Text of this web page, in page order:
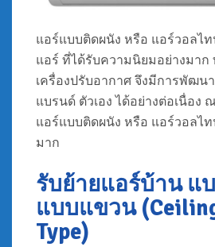
แอร์แบบติดผนัง หรือ แอร์วอลไท
แอร์ ที่ได้รับความนิยมอย่างมาก
เครื่องปรับอากาศ จึงมีการพัฒน
แบรนด์ ตัวเอง ได้อย่างต่อเนื่อง
แอร์แบบติดผนัง หรือ แอร์วอลไ
มาก
รับย้ายแอร์บ้าน แ
แบบแขวน
Type)